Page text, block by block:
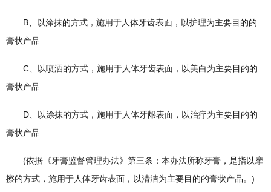
B、以涂抹的方式，施用于人体牙齿表面，以护理为主要目的的
膏状产品
C、以喷洒的方式，施用于人体牙齿表面，以美白为主要目的的
膏状产品
D、以涂抹的方式，施用于人体牙龈表面，以治疗为主要目的的
膏状产品
(依据《牙膏监督管理办法》第三条：本办法所称牙膏，是指以摩
擦的方式，施用于人体牙齿表面，以清洁为主要目的的膏状产品。)